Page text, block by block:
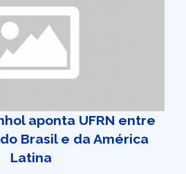
aponta UFRN entre
Brasil e da América
Latina